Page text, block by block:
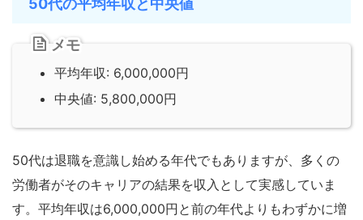
メモ
平均年収: 6,000,000円
中央値: 5,800,000円
50代は退職を意識し始める年代でもありますが、多くの
労働者がそのキャリアの結果を収入として実感していま
す。平均年収は6,000,000円と前の年代よりもわずかに増